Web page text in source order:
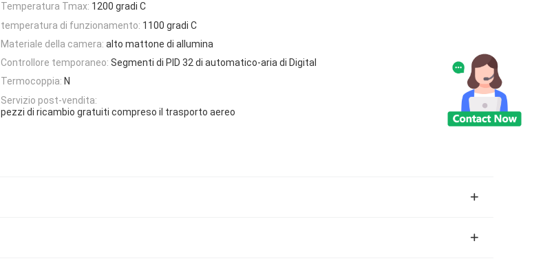
Temperatura Tmax: 1200 gradi C
temperatura di funzionamento: 1100 gradi C
Materiale della camera: alto mattone di allumina
Controllore temporaneo: Segmenti di PID 32 di automatico-aria di Digital
Termocoppia: N
Servizio post-vendita:
pezzi di ricambio gratuiti compreso il trasporto aereo